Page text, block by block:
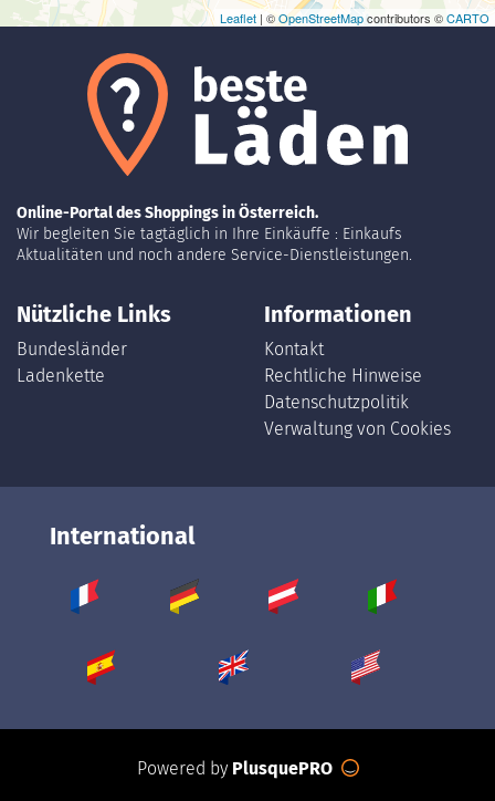
Leaflet | ©OpenStreetMapcontributors ©CARTO
Online-Portal des Shoppings in Österreich.
Wir begleiten Sie tagtäglich in Ihre Einkäuffe : Einkaufs
Aktualitäten und noch andere Service-Dienstleistungen.
Nützliche Links
Bundesländer
Ladenkette
Informationen
Kontakt
Rechtliche Hinweise
Datenschutzpolitik
Verwaltung von Cookies
International
Powered by PlusquePRO